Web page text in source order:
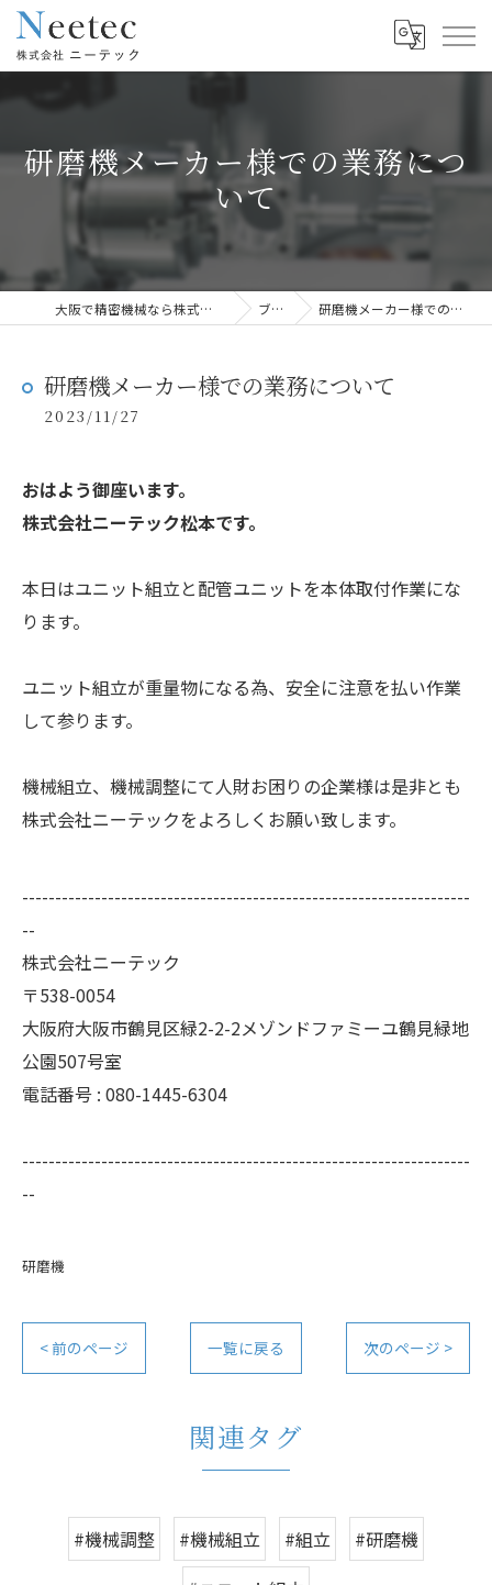
研磨機メーカー様での業務につ
いて
大阪で精密機械なら株式会社ニーテック ブログ 研磨機メーカー様での業務について
研磨機メーカー様での業務について
2023/11/27
おはよう御座います。
株式会社ニーテック松本です。
本日はユニット組立と配管ユニットを本体取付作業にな
ります。
ユニット組立が重量物になる為、安全に注意を払い作業
して参ります。
機械組立、機械調整にて人財お困りの企業様は是非とも
株式会社ニーテックをよろしくお願い致します。
--------------------------------------------------------------------
--
株式会社ニーテック
〒538-0054
大阪府大阪市鶴見区緑2-2-2メゾンドファミーユ鶴見緑地
公園507号室
電話番号 : 080-1445-6304
--------------------------------------------------------------------
--
研磨機
< 前のページ 一覧に戻る 次のページ >
関連タグ
#機械調整 #機械組立 #組立
#研磨機